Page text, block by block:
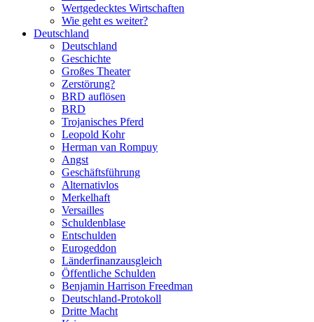
Wertgedecktes Wirtschaften
Wie geht es weiter?
Deutschland
Deutschland
Geschichte
Großes Theater
Zerstörung?
BRD auflösen
BRD
Trojanisches Pferd
Leopold Kohr
Herman van Rompuy
Angst
Geschäftsführung
Alternativlos
Merkelhaft
Versailles
Schuldenblase
Entschulden
Eurogeddon
Länderfinanzausgleich
Öffentliche Schulden
Benjamin Harrison Freedman
Deutschland-Protokoll
Dritte Macht